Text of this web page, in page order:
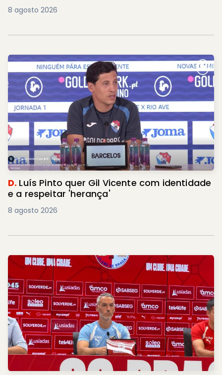
8 agosto 2026
D. Luís Pinto quer Gil Vicente com identidade
e a respeitar 'herança'
8 agosto 2026